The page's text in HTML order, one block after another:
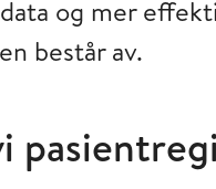
og mer
består av.